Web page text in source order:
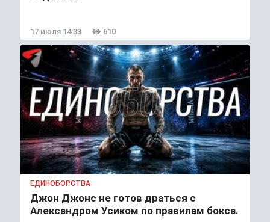
17 июля 14:33 610
ЕДИНОБОРСТВА
Джон Джонс не готов драться с
Александром Усиком по правилам бокса.